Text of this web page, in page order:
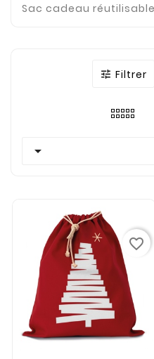
Sac cadeau réutilisable
 Filtrer

favorite_border